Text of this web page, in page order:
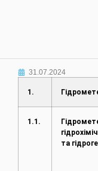
31.07.2024
1.
1.1.
та